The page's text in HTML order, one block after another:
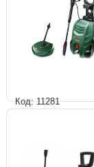
Код: 11281